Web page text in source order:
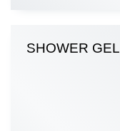
SHOWER GEL